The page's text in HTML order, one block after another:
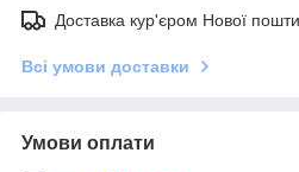
Доставка кур'єром Нової
Всі умови доставки
Умови оплати